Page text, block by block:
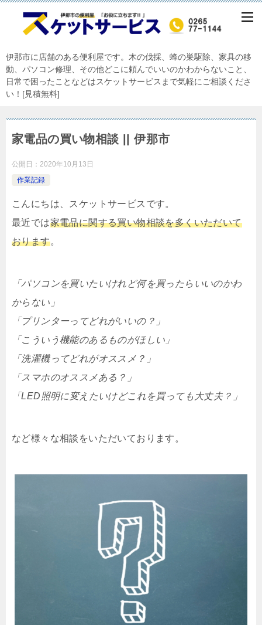
伊那市に店舗のある便利屋です。木の伐採、蜂の巣駆除、家具の移
動、パソコン修理、その他どこに頼んでいいのかわからないこと、
日常で困ったことなどはスケットサービスまで気軽にご相談くださ
い！[見積無料]
家電品の買い物相談 || 伊那市
公開日： 2020年10月13日
作業記録
こんにちは、スケットサービスです。
最近では家電品に関する買い物相談を多くいただいて
おります。
「パソコンを買いたいけれど何を買ったらいいのかわ
からない」
「プリンターってどれがいいの？」
「こういう機能のあるものがほしい」
「洗濯機ってどれがオススメ？」
「スマホのオススメある？」
「LED照明に変えたいけどこれを買っても大丈夫？」
など様々な相談をいただいております。